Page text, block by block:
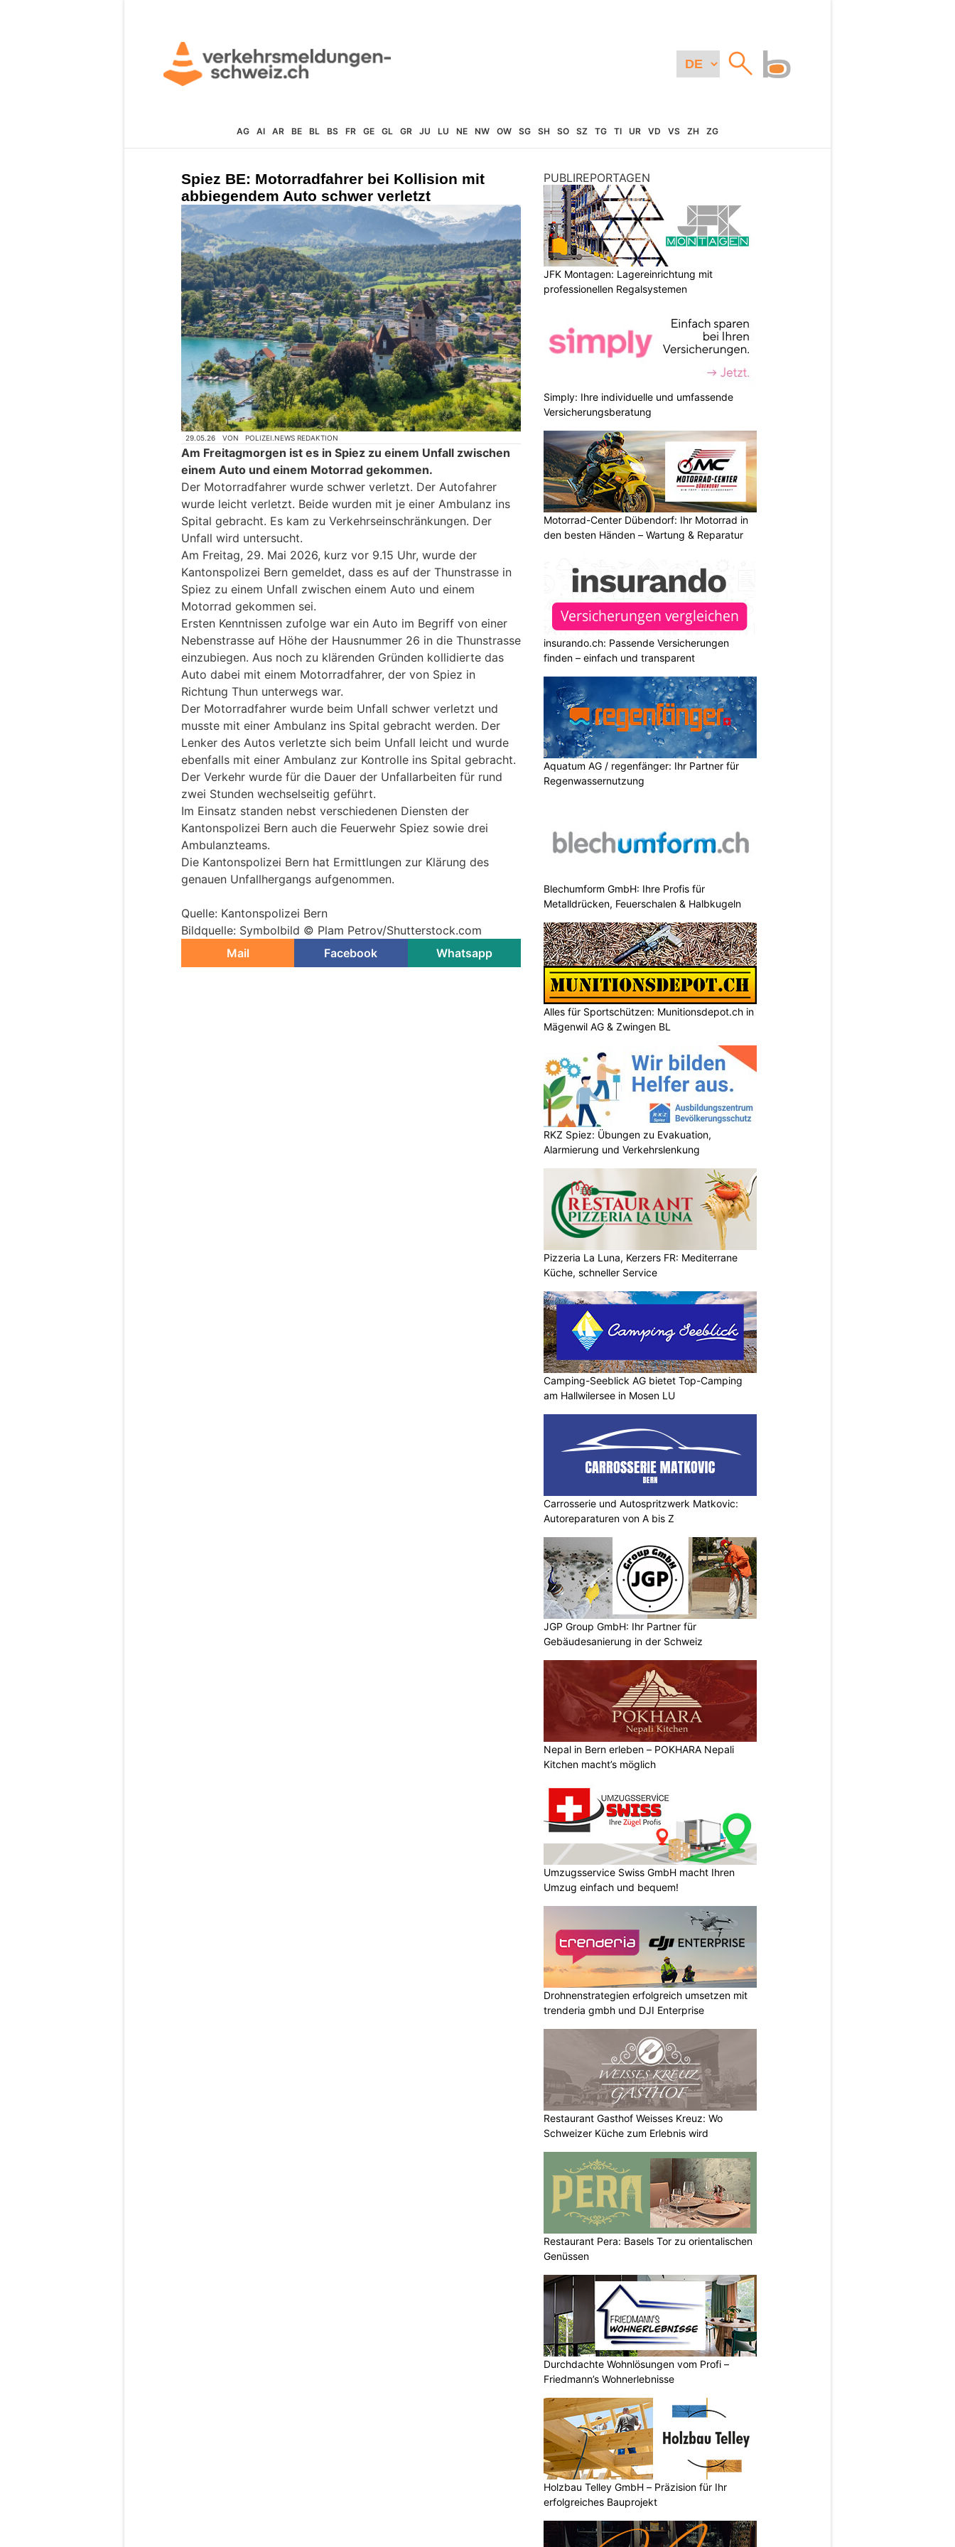
AG AI AR BE BL BS FR GE GL GR JU LU NE NW OW SG SH SO SZ TG TI UR VD VS ZH ZG
Spiez BE: Motorradfahrer bei Kollision mit
abbiegendem Auto schwer verletzt
29.05.26 VON POLIZEI.NEWS REDAKTION
Am Freitagmorgen ist es in Spiez zu einem Unfall zwischen
einem Auto und einem Motorrad gekommen.
Der Motorradfahrer wurde schwer verletzt. Der Autofahrer
wurde leicht verletzt. Beide wurden mit je einer Ambulanz ins
Spital gebracht. Es kam zu Verkehrseinschränkungen. Der
Unfall wird untersucht.
Am Freitag, 29. Mai 2026, kurz vor 9.15 Uhr, wurde der
Kantonspolizei Bern gemeldet, dass es auf der Thunstrasse in
Spiez zu einem Unfall zwischen einem Auto und einem
Motorrad gekommen sei.
Ersten Kenntnissen zufolge war ein Auto im Begriff von einer
Nebenstrasse auf Höhe der Hausnummer 26 in die Thunstrasse
einzubiegen. Aus noch zu klärenden Gründen kollidierte das
Auto dabei mit einem Motorradfahrer, der von Spiez in
Richtung Thun unterwegs war.
Der Motorradfahrer wurde beim Unfall schwer verletzt und
musste mit einer Ambulanz ins Spital gebracht werden. Der
Lenker des Autos verletzte sich beim Unfall leicht und wurde
ebenfalls mit einer Ambulanz zur Kontrolle ins Spital gebracht.
Der Verkehr wurde für die Dauer der Unfallarbeiten für rund
zwei Stunden wechselseitig geführt.
Im Einsatz standen nebst verschiedenen Diensten der
Kantonspolizei Bern auch die Feuerwehr Spiez sowie drei
Ambulanzteams.
Die Kantonspolizei Bern hat Ermittlungen zur Klärung des
genauen Unfallhergangs aufgenommen.
Quelle: Kantonspolizei Bern
Bildquelle: Symbolbild © Plam Petrov/Shutterstock.com
Mail
Facebook Whatsapp
PUBLIREPORTAGEN
JFK Montagen: Lagereinrichtung mit
professionellen Regalsystemen
Simply: Ihre individuelle und umfassende
Versicherungsberatung
Motorrad-Center Dübendorf: Ihr Motorrad in
den besten Händen – Wartung & Reparatur
insurando.ch: Passende Versicherungen
finden – einfach und transparent
Aquatum AG / regenfänger: Ihr Partner für
Regenwassernutzung
Blechumform GmbH: Ihre Profis für
Metalldrücken, Feuerschalen & Halbkugeln
Alles für Sportschützen: Munitionsdepot.ch in
Mägenwil AG & Zwingen BL
RKZ Spiez: Übungen zu Evakuation,
Alarmierung und Verkehrslenkung
Pizzeria La Luna, Kerzers FR: Mediterrane
Küche, schneller Service
Camping-Seeblick AG bietet Top-Camping
am Hallwilersee in Mosen LU
Carrosserie und Autospritzwerk Matkovic:
Autoreparaturen von A bis Z
JGP Group GmbH: Ihr Partner für
Gebäudesanierung in der Schweiz
Nepal in Bern erleben – POKHARA Nepali
Kitchen macht’s möglich
Umzugsservice Swiss GmbH macht Ihren
Umzug einfach und bequem!
Drohnenstrategien erfolgreich umsetzen mit
trenderia gmbh und DJI Enterprise
Restaurant Gasthof Weisses Kreuz: Wo
Schweizer Küche zum Erlebnis wird
Restaurant Pera: Basels Tor zu orientalischen
Genüssen
Durchdachte Wohnlösungen vom Profi –
Friedmann’s Wohnerlebnisse
Holzbau Telley GmbH – Präzision für Ihr
erfolgreiches Bauprojekt